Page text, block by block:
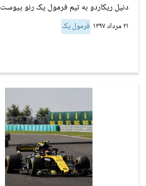
دنیل ریکاردو به تیم فرمول یک رنو پیوست
۲۱ مرداد ۱۳۹۷ فرمول یک